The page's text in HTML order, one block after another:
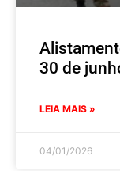
30 de
LEIA MAIS »
04/01/2026